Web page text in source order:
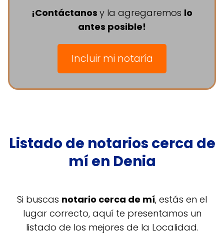
¡Contáctanos y la agregaremos lo
antes posible!
Incluir mi notaría
Listado de notarios cerca de
mí en Denia
Si buscas notario cerca de mí, estás en el
lugar correcto, aquí te presentamos un
listado de los mejores de la Localidad.